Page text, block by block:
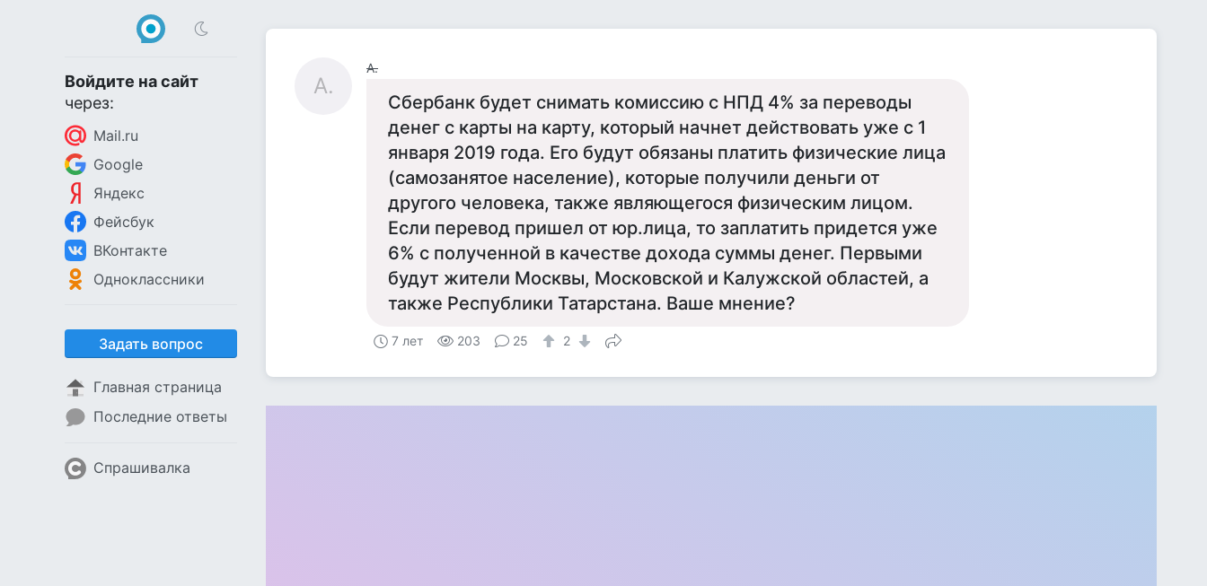
Войдите на сайт
через:
Mail.ru
Google
Яндекс
Фейсбук
ВКонтакте
Одноклассники
Задать вопрос
Главная страница
Последние ответы
Спрашивалка
А.
А.
Сбербанк будет снимать комиссию с НПД 4% за переводы
денег с карты на карту, который начнет действовать уже с 1
января 2019 года. Его будут обязаны платить физические лица
(самозанятое население), которые получили деньги от
другого человека, также являющегося физическим лицом.
Если перевод пришел от юр.лица, то заплатить придется уже
6% с полученной в качестве дохода суммы денег. Первыми
будут жители Москвы, Московской и Калужской областей, а
также Республики Татарстана. Ваше мнение?
7 лет 203 25 2